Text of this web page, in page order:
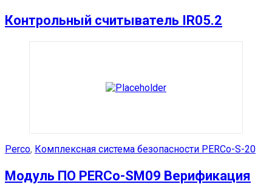
Контрольный считыватель IR05.2
Perco, Комплексная система безопасности PERCo-S-20
Модуль ПО PERCo-SM09 Верификация